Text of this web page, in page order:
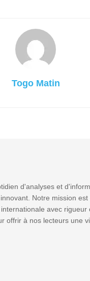
Togo Matin
d'analyses et
Notre mission
avec rigueur
offrir à nos lecteurs une